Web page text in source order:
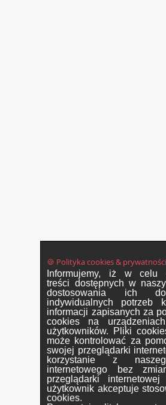
🍪 Polityka cookies & prywatności
Informujemy, iż w celu
treści dostępnych w
dostosowania ich
indywidualnych potrzeb
informacji zapisanych za
cookies na
użytkowników. Pliki
może kontrolować za
swojej przeglądarki
korzystanie z
internetowego bez
przeglądarki
użytkownik akceptuje
cookies.